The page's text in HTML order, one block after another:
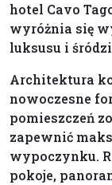
hotel Cavo
wyróżnia się
luksusu i
Architektura
nowoczesne
pomieszczeń
zapewnić
wypoczynku.
pokoje,